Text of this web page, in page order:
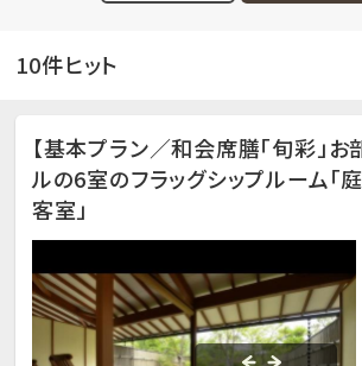
10件ヒット
【基本プラン／和会席膳「旬彩」お
ルの6室のフラッグシップルーム「
客室」